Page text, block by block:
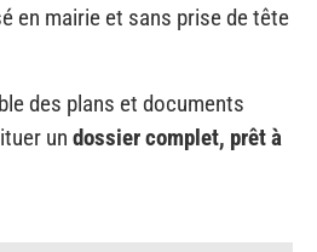
en mairie et sans prise de tête
des plans et documents
un dossier complet, prêt à